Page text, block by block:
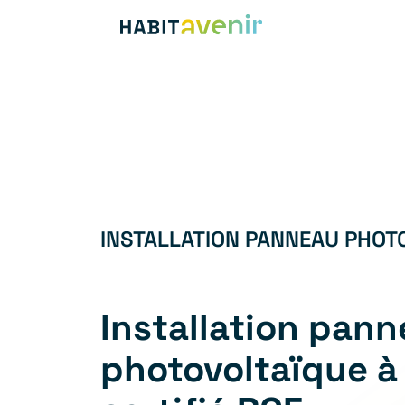
INSTALLATION PANNEAU
Installation
photovoltaïque